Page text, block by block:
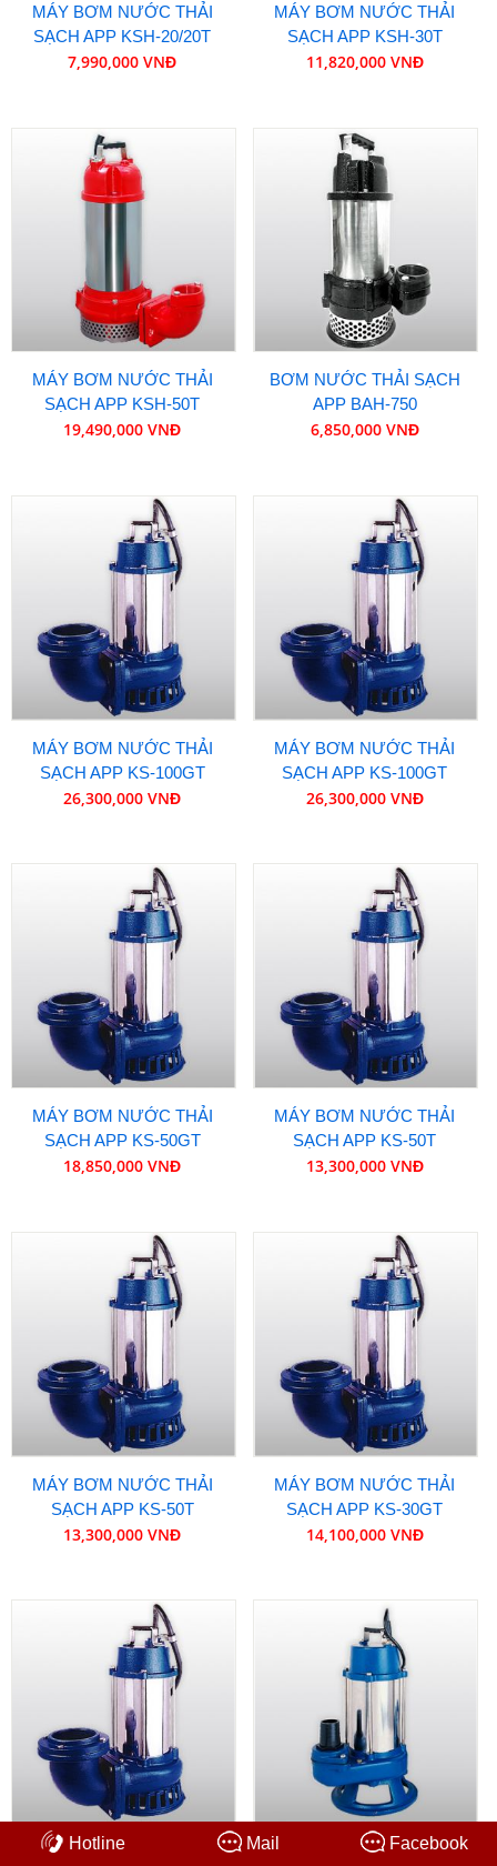
Hotline Mail Facebook
MÁY BƠM NƯỚC THẢI
SẠCH APP KSH-20/20T
7,990,000 VNĐ
MÁY BƠM NƯỚC THẢI
SẠCH APP KSH-30T
11,820,000 VNĐ
MÁY BƠM NƯỚC THẢI
SẠCH APP KSH-50T
19,490,000 VNĐ
BƠM NƯỚC THẢI SẠCH
APP BAH-750
6,850,000 VNĐ
MÁY BƠM NƯỚC THẢI
SẠCH APP KS-100GT
26,300,000 VNĐ
MÁY BƠM NƯỚC THẢI
SẠCH APP KS-100GT
26,300,000 VNĐ
MÁY BƠM NƯỚC THẢI
SẠCH APP KS-50GT
18,850,000 VNĐ
MÁY BƠM NƯỚC THẢI
SẠCH APP KS-50T
13,300,000 VNĐ
MÁY BƠM NƯỚC THẢI
SẠCH APP KS-50T
13,300,000 VNĐ
MÁY BƠM NƯỚC THẢI
SẠCH APP KS-30GT
14,100,000 VNĐ
MÁY BƠM NƯỚC THẢI MÁY BƠM NƯỚC THẢI CÓ